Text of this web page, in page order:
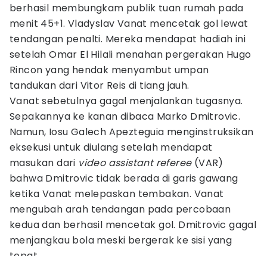
berhasil membungkam publik tuan rumah pada
menit 45+1. Vladyslav Vanat mencetak gol lewat
tendangan penalti. Mereka mendapat hadiah ini
setelah Omar El Hilali menahan pergerakan Hugo
Rincon yang hendak menyambut umpan
tandukan dari Vitor Reis di tiang jauh.
Vanat sebetulnya gagal menjalankan tugasnya.
Sepakannya ke kanan dibaca Marko Dmitrovic.
Namun, Iosu Galech Apezteguia menginstruksikan
eksekusi untuk diulang setelah mendapat
masukan dari video assistant referee(VAR)
bahwa Dmitrovic tidak berada di garis gawang
ketika Vanat melepaskan tembakan. Vanat
mengubah arah tendangan pada percobaan
kedua dan berhasil mencetak gol. Dmitrovic gagal
menjangkau bola meski bergerak ke sisi yang